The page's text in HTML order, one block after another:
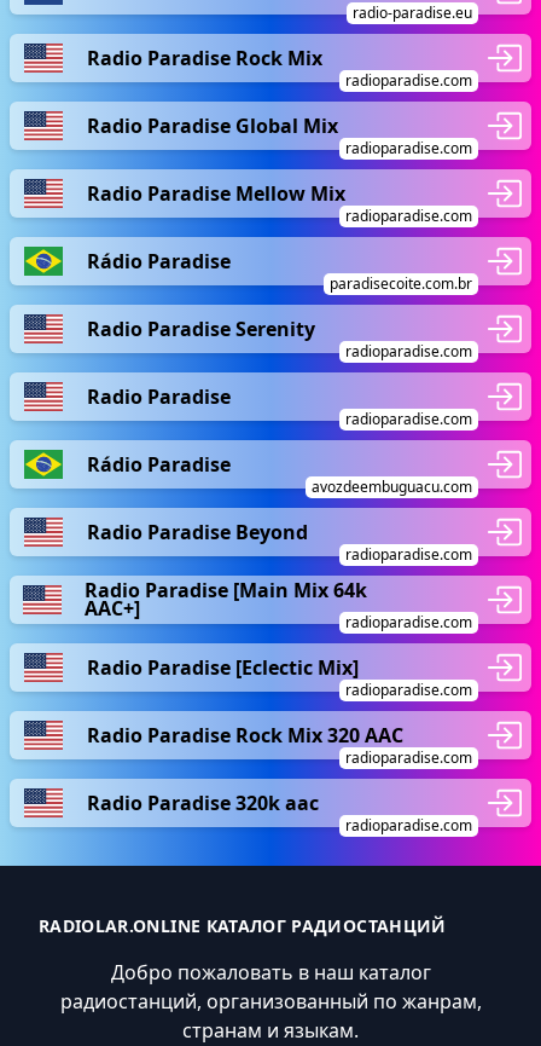
radio-paradise.eu
Radio Paradise Rock Mix
radioparadise.com
Radio Paradise Global Mix
radioparadise.com
Radio Paradise Mellow Mix
radioparadise.com
Rádio Paradise
paradisecoite.com.br
Radio Paradise Serenity
radioparadise.com
Radio Paradise
radioparadise.com
Rádio Paradise
avozdeembuguacu.com
Radio Paradise Beyond
radioparadise.com
Radio Paradise [Main Mix 64k
AAC+]
radioparadise.com
Radio Paradise [Eclectic Mix]
radioparadise.com
Radio Paradise Rock Mix 320 AAC
radioparadise.com
Radio Paradise 320k aac
radioparadise.com
RADIOLAR.ONLINE КАТАЛОГ РАДИОСТАНЦИЙ
Добро пожаловать в наш каталог
радиостанций, организованный по жанрам,
странам и языкам.